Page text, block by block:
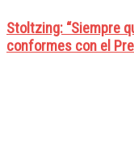
Stoltzing: “Siempre
conformes con el